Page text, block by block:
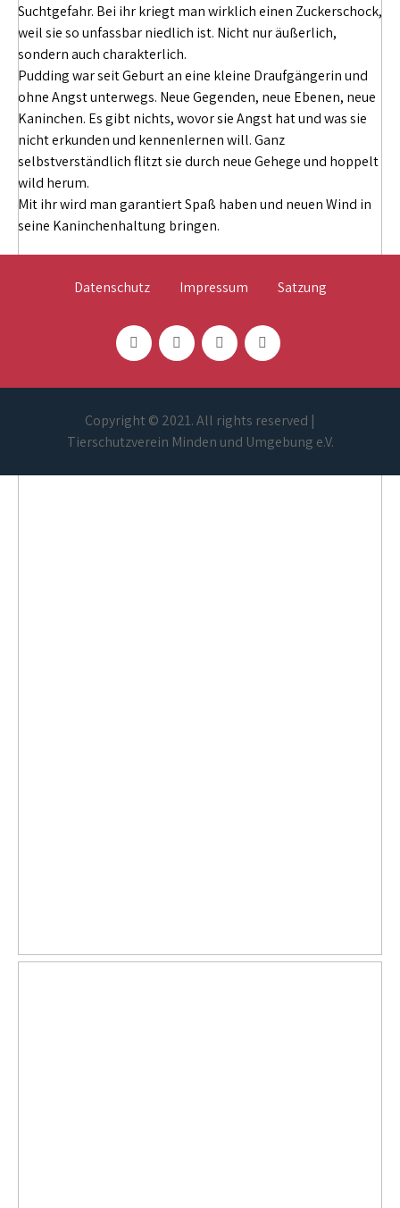
Suchtgefahr. Bei ihr kriegt man wirklich einen Zuckerschock,
weil sie so unfassbar niedlich ist. Nicht nur äußerlich,
sondern auch charakterlich.
Pudding war seit Geburt an eine kleine Draufgängerin und
ohne Angst unterwegs. Neue Gegenden, neue Ebenen, neue
Kaninchen. Es gibt nichts, wovor sie Angst hat und was sie
nicht erkunden und kennenlernen will. Ganz
selbstverständlich flitzt sie durch neue Gehege und hoppelt
wild herum.
Mit ihr wird man garantiert Spaß haben und neuen Wind in
seine Kaninchenhaltung bringen.
Datenschutz Impressum Satzung
Copyright © 2021. All rights reserved |
Tierschutzverein Minden und Umgebung e.V.